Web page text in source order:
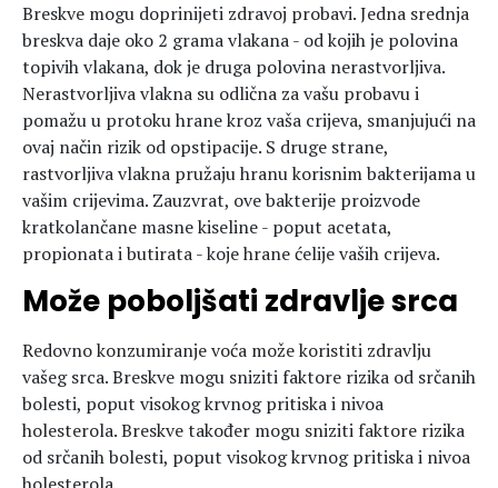
Breskve mogu doprinijeti zdravoj probavi. Jedna srednja
breskva daje oko 2 grama vlakana - od kojih je polovina
topivih vlakana, dok je druga polovina nerastvorljiva.
Nerastvorljiva vlakna su odlična za vašu probavu i
pomažu u protoku hrane kroz vaša crijeva, smanjujući na
ovaj način rizik od opstipacije. S druge strane,
rastvorljiva vlakna pružaju hranu korisnim bakterijama u
vašim crijevima. Zauzvrat, ove bakterije proizvode
kratkolančane masne kiseline - poput acetata,
propionata i butirata - koje hrane ćelije vaših crijeva.
Može poboljšati zdravlje srca
Redovno konzumiranje voća može koristiti zdravlju
vašeg srca. Breskve mogu sniziti faktore rizika od srčanih
bolesti, poput visokog krvnog pritiska i nivoa
holesterola. Breskve također mogu sniziti faktore rizika
od srčanih bolesti, poput visokog krvnog pritiska i nivoa